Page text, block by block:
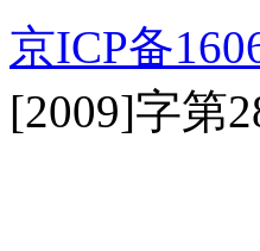
京ICP备
[2009]字第